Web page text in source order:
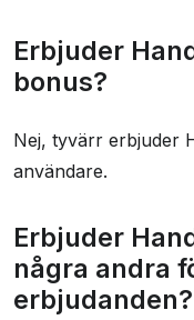
Erbjuder
Erbjuder
Vilka
Hur hög är
Vilka krav
Hur bra är
Vad säger
Erbjuder
bonus?
Nej, tyvärr erbjuder
användare.
Erbjuder
några andra
erbjudanden?